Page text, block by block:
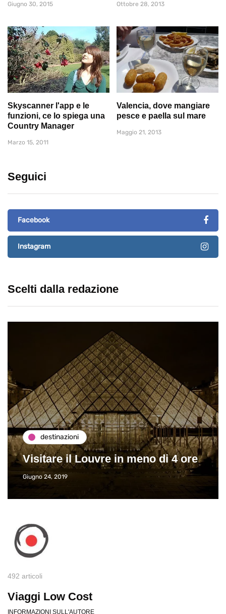
Giugno 30, 2015 Ottobre 28, 2013
Skyscanner l'app e le
funzioni, ce lo spiega una
Country Manager
Marzo 15, 2011
Valencia, dove mangiare
pesce e paella sul mare
Maggio 21, 2013
Seguici
Facebook
Instagram
Scelti dalla redazione
destinazioni
Visitare il Louvre in meno di 4 ore
Giugno 24, 2019
492 articoli
Viaggi Low Cost
INFORMAZIONI SULL'AUTORE